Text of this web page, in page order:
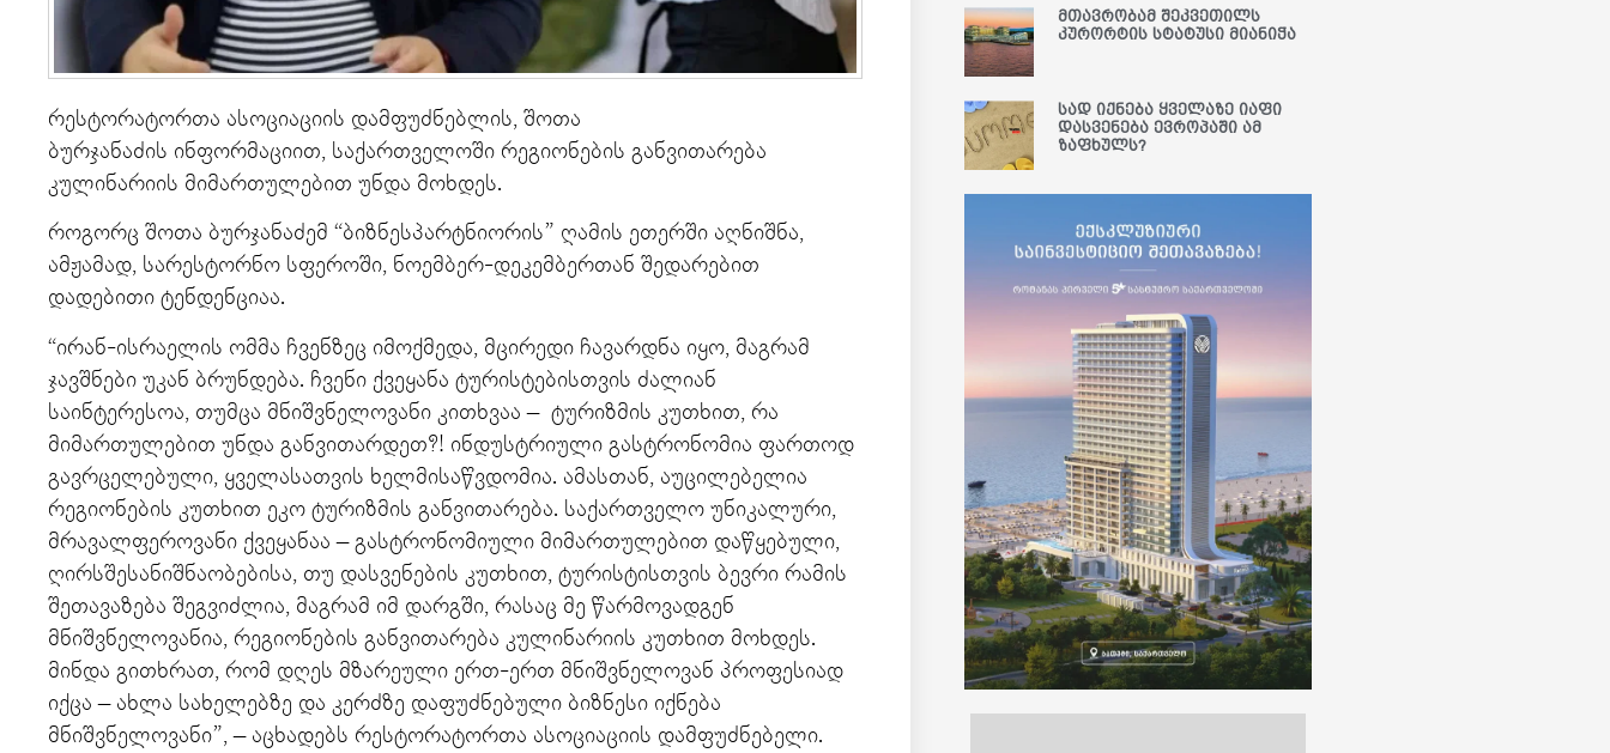
რესტორატორთა ასოციაციის დამფუძნებლის, შოთა
ბურჯანაძის ინფორმაციით, საქართველოში რეგიონების განვითარება
კულინარიის მიმართულებით უნდა მოხდეს.
როგორც შოთა ბურჯანაძემ “ბიზნესპარტნიორის” ღამის ეთერში აღნიშნა,
ამჟამად, სარესტორნო სფეროში, ნოემბერ-დეკემბერთან შედარებით
დადებითი ტენდენციაა.
“ირან-ისრაელის ომმა ჩვენზეც იმოქმედა, მცირედი ჩავარდნა იყო, მაგრამ
ჯავშნები უკან ბრუნდება. ჩვენი ქვეყანა ტურისტებისთვის ძალიან
საინტერესოა, თუმცა მნიშვნელოვანი კითხვაა – ტურიზმის კუთხით, რა
მიმართულებით უნდა განვითარდეთ?! ინდუსტრიული გასტრონომია ფართოდ
გავრცელებული, ყველასათვის ხელმისაწვდომია. ამასთან, აუცილებელია
რეგიონების კუთხით ეკო ტურიზმის განვითარება. საქართველო უნიკალური,
მრავალფეროვანი ქვეყანაა – გასტრონომიული მიმართულებით დაწყებული,
ღირსშესანიშნაობებისა, თუ დასვენების კუთხით, ტურისტისთვის ბევრი რამის
შეთავაზება შეგვიძლია, მაგრამ იმ დარგში, რასაც მე წარმოვადგენ
მნიშვნელოვანია, რეგიონების განვითარება კულინარიის კუთხით მოხდეს.
მინდა გითხრათ, რომ დღეს მზარეული ერთ-ერთ მნიშვნელოვან პროფესიად
იქცა – ახლა სახელებზე და კერძზე დაფუძნებული ბიზნესი იქნება
მნიშვნელოვანი”, – აცხადებს რესტორატორთა ასოციაციის დამფუძნებელი.
მთავრობამ შეკვეთილს
კურორტის სტატუსი მიანიჭა
სად იქნება ყველაზე იაფი
დასვენება ევროპაში ამ
ზაფხულს?